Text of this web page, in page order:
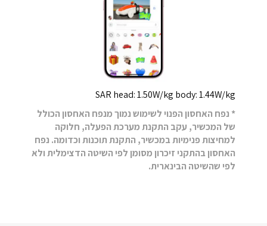
SAR head: 1.50W/kg body: 1.44W/kg
* נפח האחסון הפנוי לשימוש נמוך מנפח האחסון הכולל
של המכשיר, עקב התקנת מערכת הפעלה, חלוקה
למחיצות פנימיות במכשיר, התקנת תוכנות וכדומה. נפח
האחסון בהתקני זיכרון מסומן לפי השיטה הדצימלית ולא
לפי שהשיטה הבינארית.